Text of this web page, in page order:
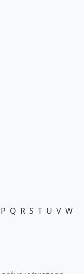
P Q R S T U V W